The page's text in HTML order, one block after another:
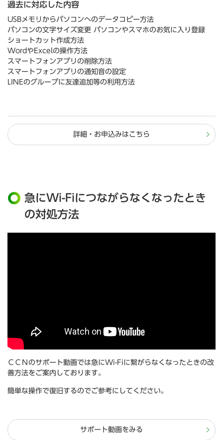
過去に対応した内容
USBメモリからパソコンへのデータコピー方法
パソコンの文字サイズ変更 パソコンやスマホのお気に入り登録
ショートカット作成方法
WordやExcelの操作方法
スマートフォンアプリの削除方法
スマートフォンアプリの通知音の設定
LINEのグループに友達追加等の利用方法
詳細・お申込みはこちら
急にWi-Fiにつながらなくなったとき
の対処方法
ＣＣＮのサポート動画では急にWi-Fiに繋がらなくなったときの改
善方法をご案内しております。
簡単な操作で復旧するのでご参考にしてください。
サポート動画をみる